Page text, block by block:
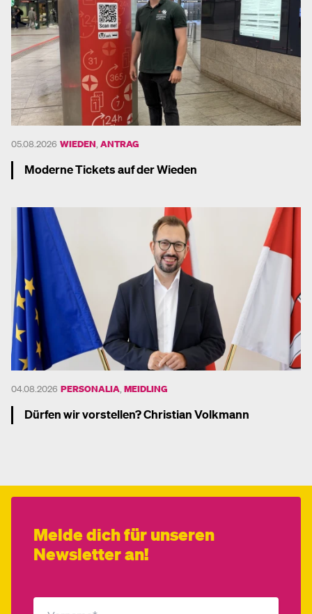
05.08.2026 WIEDEN ANTRAG
Moderne Tickets auf der Wieden
04.08.2026 PERSONALIA MEIDLING
Dürfen wir vorstellen? Christian Volkmann
Melde dich für unseren
Newsletter an!